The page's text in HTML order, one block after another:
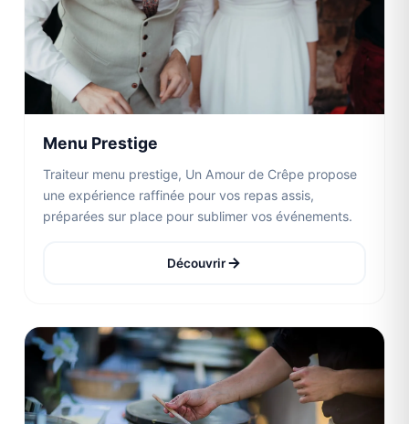
Menu Prestige
Traiteur menu prestige, Un Amour de Crêpe propose
une expérience raffinée pour vos repas assis,
préparées sur place pour sublimer vos événements.
Découvrir